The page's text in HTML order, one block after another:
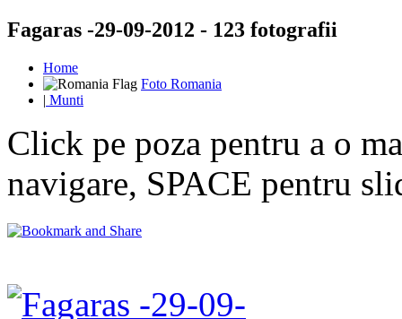
Fagaras -29-09-2012 - 123 fotografii
Home
Foto Romania
| Munti
Click pe poza pentru a o
navigare, SPACE pentru